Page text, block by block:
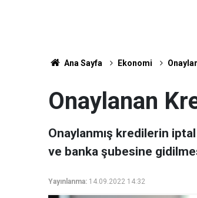
Ana Sayfa Ekonomi
Onaylanan
Onaylanmış kredilerin
ve banka şubesine
Yayınlanma: 14.09.2022 14:32